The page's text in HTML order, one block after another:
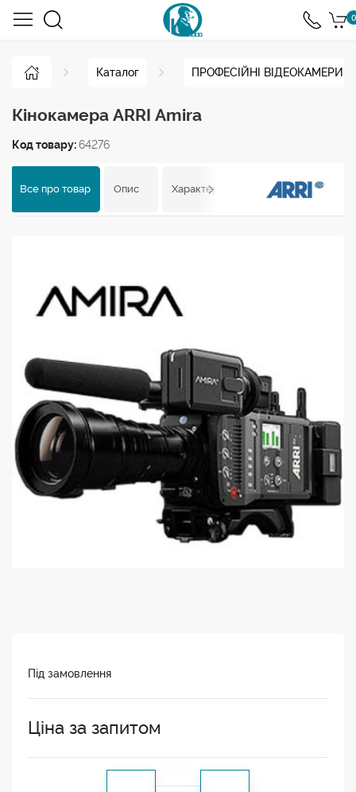
0
Каталог ПРОФЕСІЙНІ ВІДЕОКАМЕРИ
Кінокамера ARRI Amira
Код товару:64276
Все про товар Опис Характеристики Відгуки
Під замовлення
Ціна за запитом